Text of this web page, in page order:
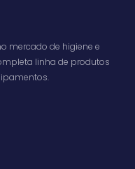
mercado de higiene e
linha de produtos